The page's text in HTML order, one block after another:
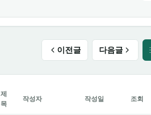
이전글 다음글
제
목
작성자 작성일 조회